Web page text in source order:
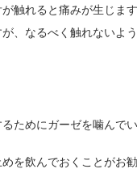
触れると痛みが生じます
、なるべく触れないよう
ためにガーゼを噛んで
を飲んでおくことがお勧